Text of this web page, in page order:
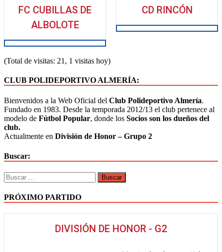
FC CUBILLAS DE
ALBOLOTE
CD RINCÓN
(Total de visitas: 21, 1 visitas hoy)
CLUB POLIDEPORTIVO ALMERÍA:
Bienvenidos a la Web Oficial del Club Polideportivo Almería.
Fundado en 1983. Desde la temporada 2012/13 el club pertenece al
modelo de Fútbol Popular, donde los Socios son los dueños del
club.
Actualmente en División de Honor – Grupo 2
Buscar:
PRÓXIMO PARTIDO
DIVISIÓN DE HONOR - G2